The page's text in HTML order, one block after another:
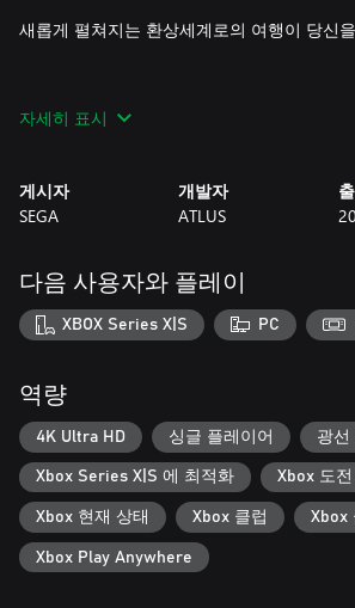
새롭게 펼쳐지는 환상세계로의 여행이 당신
요합니다.
낮에는 마을에서 주민들이 겪는 문제를 해결
러 떠나고, 밤에는 동료와 시간을 보내거나,
닦는 당신만의 '여행'을 즐겨 보세요.
멀리 떨어진 던전이나 마을로 향할 때는 '장갑
합니다.
'장갑 전차' 내부에서는 이동 시간을 어떻게
있습니다.
동료와 대화하며 유대를 쌓고, 단련을 통해 능
전 탐색에 대비해 사전 준비를 하거나, 때로는
경을 바라보기도 하면서 이동하는 아지트 '장
여행 시간을 보내세요.
자세히 표시
게시자
SEGA
개발자
ATLUS
다음 사용자와 플레이
XBOX Series X|S PC
역량
4K Ultra HD 싱글 플레이어 광선
Xbox Series X|S 에 최적화 Xbox 도전
Xbox 현재 상태 Xbox 클럽 Xbox
Xbox Play Anywhere